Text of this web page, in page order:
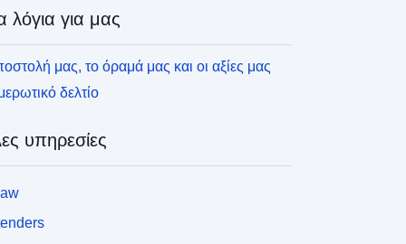
λόγια για μας
μας, το όραμά μας και οι αξίες μας
δελτίο
υπηρεσίες